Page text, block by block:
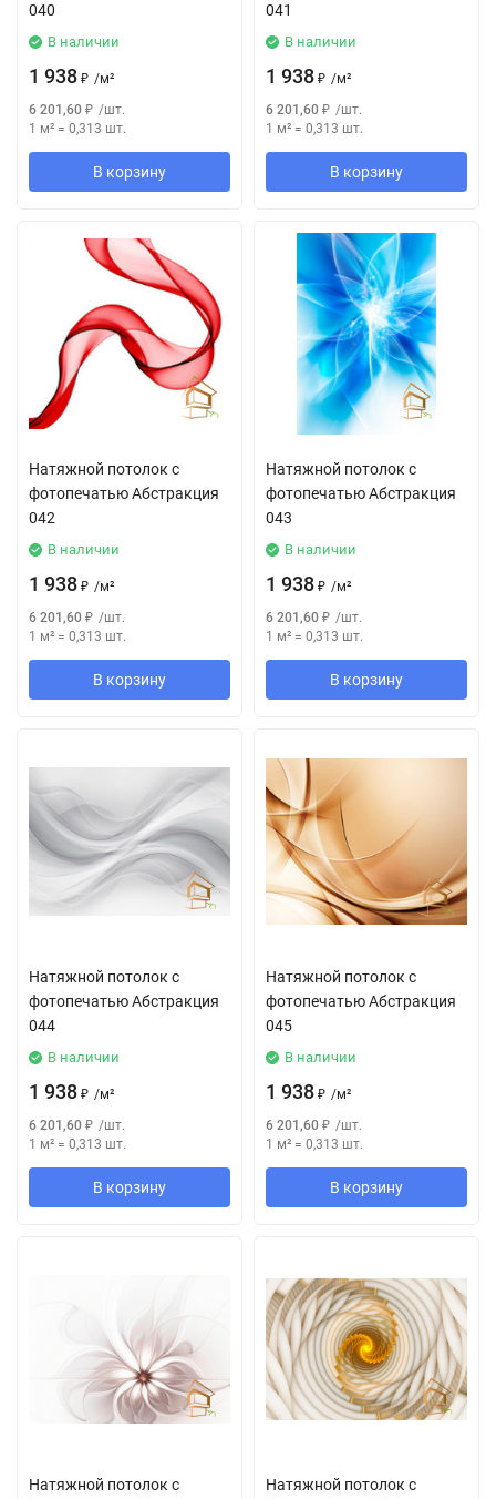
040
В наличии
1 938 ₽ /м²
6 201,60 ₽ /шт.
1 м² = 0,313 шт.
В корзину
041
В наличии
1 938 ₽ /м²
6 201,60 ₽ /шт.
1 м² = 0,313 шт.
В корзину
Натяжной потолок с
фотопечатью Абстракция
042
В наличии
1 938 ₽ /м²
6 201,60 ₽ /шт.
1 м² = 0,313 шт.
В корзину
Натяжной потолок с
фотопечатью Абстракция
043
В наличии
1 938 ₽ /м²
6 201,60 ₽ /шт.
1 м² = 0,313 шт.
В корзину
Натяжной потолок с
фотопечатью Абстракция
044
В наличии
1 938 ₽ /м²
6 201,60 ₽ /шт.
1 м² = 0,313 шт.
В корзину
Натяжной потолок с
фотопечатью Абстракция
045
В наличии
1 938 ₽ /м²
6 201,60 ₽ /шт.
1 м² = 0,313 шт.
В корзину
Натяжной потолок с
Натяжной потолок с